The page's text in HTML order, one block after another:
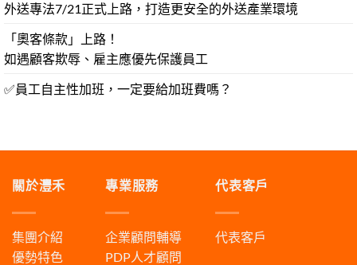
外送專法7/21正式上路，打造更安全的外送產業環境
「奧客條款」上路！
如遇顧客欺辱、雇主應優先保護員工
✅員工自主性加班，一定要給加班費嗎？
關於灃禾
集團介紹
優勢特色
專業服務
企業顧問輔導
PDP人才顧問
代表客戶
代表客戶